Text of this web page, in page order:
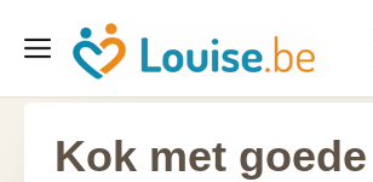
Kok met goede